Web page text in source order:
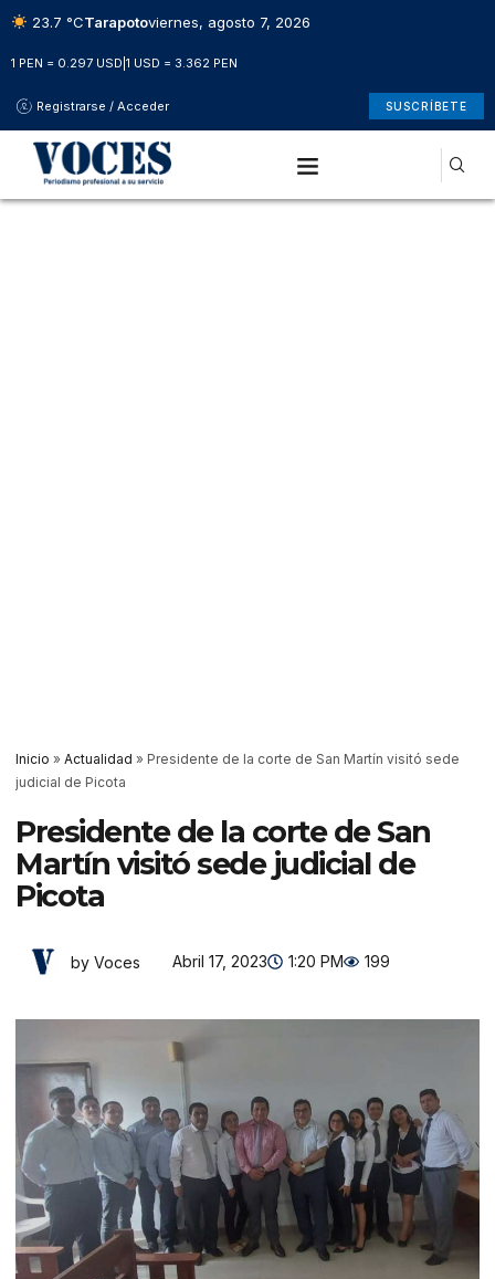
23.7 °CTarapotoviernes, agosto 7, 2026
1 PEN = 0.297 USD 1 USD = 3.362 PEN
Registrarse / Acceder SUSCRÍBETE
Inicio » Actualidad » Presidente de la corte de San Martín visitó sede
judicial de Picota
Presidente de la corte de San
Martín visitó sede judicial de
Picota
by Voces Abril 17, 2023 1:20 PM 199